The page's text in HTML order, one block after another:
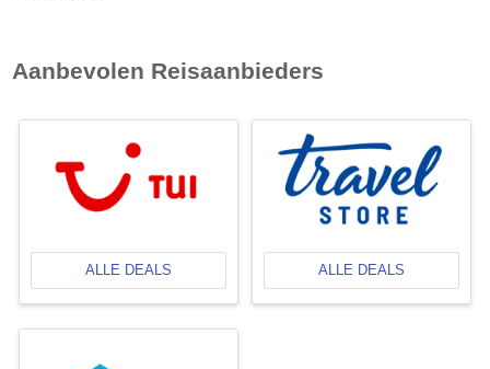
Aanbevolen Reisaanbieders
ALLE DEALS ALLE DEALS